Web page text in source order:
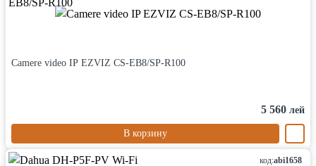
Camere video IP EZVIZ CS-EB8/SP-R100
5 560 лей
В корзину
код:abi1658